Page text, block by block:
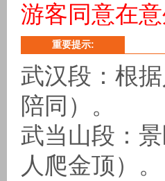
游客同意在
重要提示:
武汉段：根
陪同）。
武当山段：
人爬金顶）。